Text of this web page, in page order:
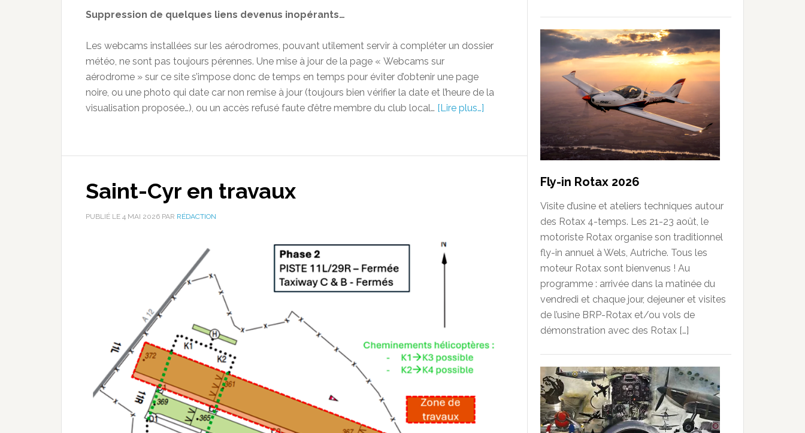
Suppression de quelques liens devenus inopérants…
Les webcams installées sur les aérodromes, pouvant utilement servir à compléter un dossier
météo, ne sont pas toujours pérennes. Une mise à jour de la page « Webcams sur
aérodrome » sur ce site s’impose donc de temps en temps pour éviter d’obtenir une page
noire, ou une photo qui date car non remise à jour (toujours bien vérifier la date et l’heure de la
visualisation proposée…), ou un accès refusé faute d’être membre du club local… [Lire plus…]
Saint-Cyr en travaux
PUBLIÉ LE 4 MAI 2026 PAR RÉDACTION
Fly-in Rotax 2026
Visite d’usine et ateliers techniques autour
des Rotax 4-temps. Les 21-23 août, le
motoriste Rotax organise son traditionnel
fly-in annuel à Wels, Autriche. Tous les
moteur Rotax sont bienvenus ! Au
programme : arrivée dans la matinée du
vendredi et chaque jour, dejeuner et visites
de l’usine BRP-Rotax et/ou vols de
démonstration avec des Rotax […]